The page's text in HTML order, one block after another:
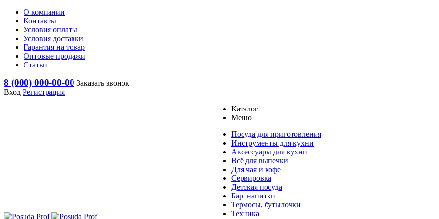
О компании
Контакты
Условия оплаты
Условия доставки
Гарантия на товар
Оптовые продажи
Статьи
8 (000) 000-00-00 Заказать звонок
Вход Регистрация
Каталог
Меню
Посуда для приготовления
Инструменты для кухни
Аксессуары для кухни
Всё для выпечки
Для чая и кофе
Сервировка
Детская посуда
Бар, напитки
Термосы, бутылочки
Техника